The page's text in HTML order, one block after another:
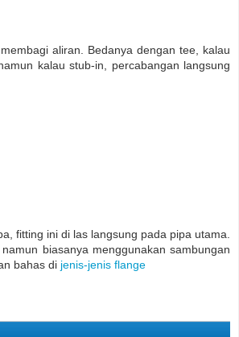
aliran. Bedanya dengan tee, kalau
kalau stub-in, percabangan langsung
fitting ini di las langsung pada pipa utama.
biasanya menggunakan sambungan
bahas di jenis-jenis flange